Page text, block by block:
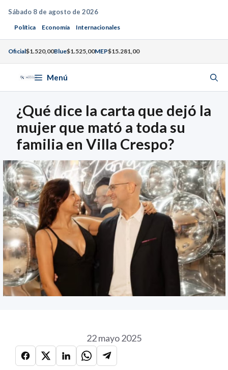
Saltar
contenido
Sábado 8 de agosto de 2026
Política Economía Internacionales
Oficial$1.520,00Blue$1.525,00MEP$15.281,00
Menú
¿Qué dice la carta que dejó la
mujer que mató a toda su
familia en Villa Crespo?
22 mayo 2025